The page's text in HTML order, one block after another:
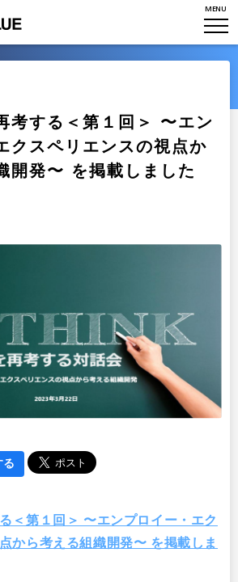
MENU
ー
養成
考する＜第１回＞ 〜エン
クスペリエンスの視点か
開発〜 を掲載しました
る
＜第１回＞ 〜エンプロイー・エク
から考える組織開発〜 を掲載しま